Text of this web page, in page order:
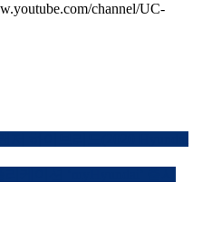
channel/UC-